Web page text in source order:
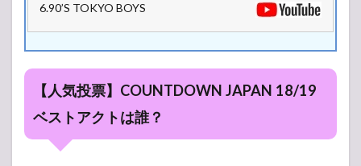
ASTRO
ARENA
6.90’S TOKYO BOYS
【人気投票】COUNTDOWN JAPAN 18/19
ベストアクトは誰？